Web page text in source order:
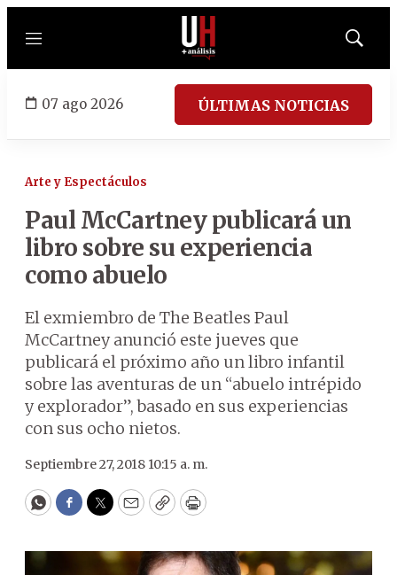
Menú
Mostrar
07 ago 2026 ÚLTIMAS NOTICIAS
Arte y Espectáculos
Paul McCartney publicará un
libro sobre su experiencia
como abuelo
El exmiembro de The Beatles Paul
McCartney anunció este jueves que
publicará el próximo año un libro infantil
sobre las aventuras de un “abuelo intrépido
y explorador”, basado en sus experiencias
con sus ocho nietos.
Septiembre 27, 2018 10:15 a. m.
WhatsApp
Facebook
Twitter
EmailCopyPrint